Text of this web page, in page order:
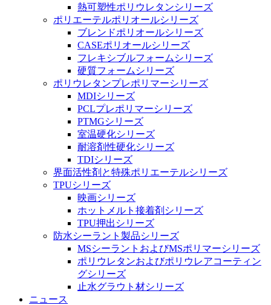
熱可塑性ポリウレタンシリーズ
ポリエーテルポリオールシリーズ
ブレンドポリオールシリーズ
CASEポリオールシリーズ
フレキシブルフォームシリーズ
硬質フォームシリーズ
ポリウレタンプレポリマーシリーズ
MDIシリーズ
PCLプレポリマーシリーズ
PTMGシリーズ
室温硬化シリーズ
耐溶剤性硬化シリーズ
TDIシリーズ
界面活性剤と特殊ポリエーテルシリーズ
TPUシリーズ
映画シリーズ
ホットメルト接着剤シリーズ
TPU押出シリーズ
防水シーラント製品シリーズ
MSシーラントおよびMSポリマーシリーズ
ポリウレタンおよびポリウレアコーティン
グシリーズ
止水グラウト材シリーズ
ニュース